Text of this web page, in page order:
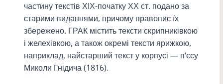
частину текстів ХІХ-початку ХХ ст. подано за
старими виданнями, причому правопис їх
збережено. ГРАК містить тексти скрипниківкою
і желехівкою, а також окремі тексти ярижкою,
наприклад, найстарший текст у корпусі — п’єсу
Миколи Гнідича (1816).